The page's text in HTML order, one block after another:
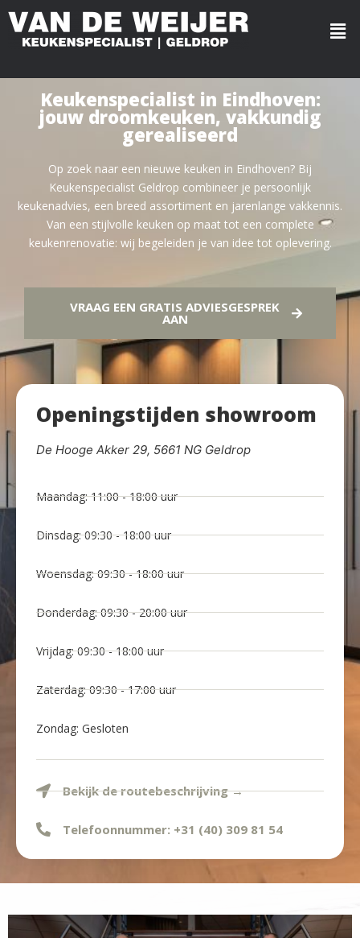
Keukenspecialist in Eindhoven:
jouw droomkeuken, vakkundig
gerealiseerd
Op zoek naar een nieuwe keuken in Eindhoven? Bij
Keukenspecialist Geldrop combineer je persoonlijk
keukenadvies, een breed assortiment en jarenlange vakkennis.
Van een stijlvolle keuken op maat tot een complete
keukenrenovatie: wij begeleiden je van idee tot oplevering.
VRAAG EEN GRATIS ADVIESGESPREK
AAN
Openingstijden showroom
De Hooge Akker 29, 5661 NG Geldrop
Maandag: 11:00 - 18:00 uur
Dinsdag: 09:30 - 18:00 uur
Woensdag: 09:30 - 18:00 uur
Donderdag: 09:30 - 20:00 uur
Vrijdag: 09:30 - 18:00 uur
Zaterdag: 09:30 - 17:00 uur
Zondag: Gesloten
Bekijk de routebeschrijving →
Telefoonnummer: +31 (40) 309 81 54